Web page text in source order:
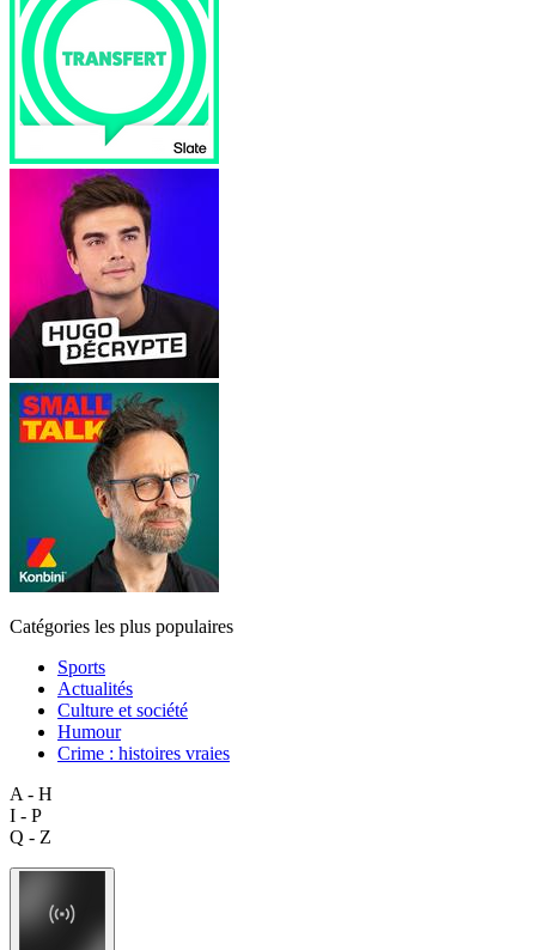
Catégories les plus populaires
Sports
Actualités
Culture et société
Humour
Crime : histoires vraies
A - H
I - P
Q - Z